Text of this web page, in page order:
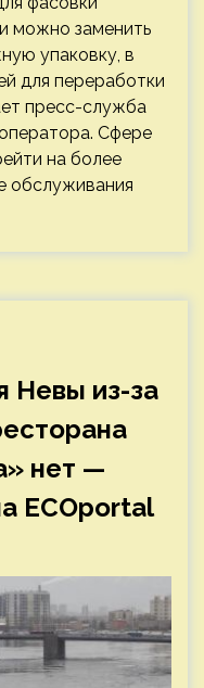
можно заменить
упаковку, в
для переработки
пресс-служба
Сфере
на более
обслуживания
Невы из-за
нет —
ECOportal